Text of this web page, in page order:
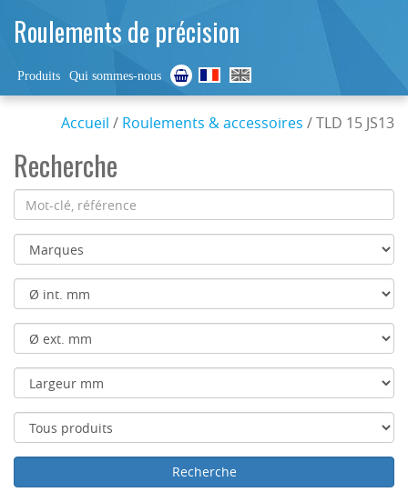
Roulements de précision
Produits Qui sommes-nous
Accueil / Roulements & accessoires / TLD 15 JS13
Recherche